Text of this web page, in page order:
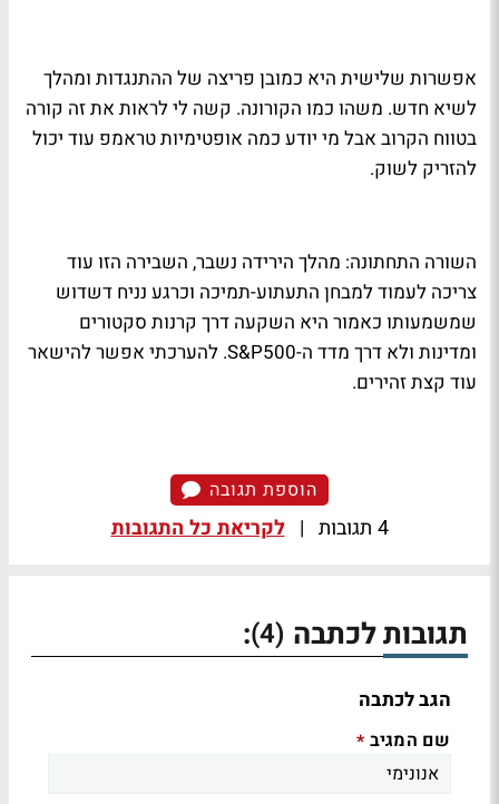
אפשרות שלישית היא כמובן פריצה של ההתנגדות ומהלך
לשיא חדש. משהו כמו הקורונה. קשה לי לראות את זה קורה
בטווח הקרוב אבל מי יודע כמה אופטימיות טראמפ עוד יכול
להזריק לשוק.
השורה התחתונה: מהלך הירידה נשבר, השבירה הזו עוד
צריכה לעמוד למבחן התעתוע-תמיכה וכרגע נניח דשדוש
שמשמעותו כאמור היא השקעה דרך קרנות סקטורים
ומדינות ולא דרך מדד ה-S&P500. להערכתי אפשר להישאר
עוד קצת זהירים.
הוספת תגובה
4 תגובות | לקריאת כל התגובות
תגובות לכתבה (4)
:
הגב לכתבה
שם המגיב *